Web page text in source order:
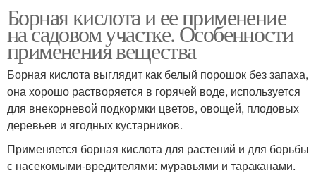
Борная кислота и ее применение
на садовом участке. Особенности
применения вещества
Борная кислота выглядит как белый порошок без запаха,
она хорошо растворяется в горячей воде, используется
для внекорневой подкормки цветов, овощей, плодовых
деревьев и ягодных кустарников.
Применяется борная кислота для растений и для борьбы
с насекомыми-вредителями: муравьями и тараканами.